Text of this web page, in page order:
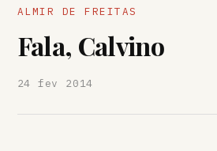
ALMIR DE FREITAS
Fala, Calvino
24 fev 2014